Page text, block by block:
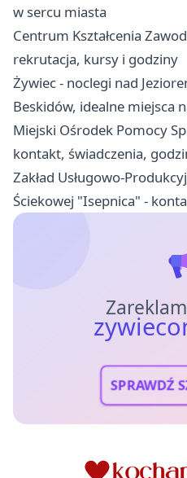
w sercu miasta
Centrum Kształcenia
rekrutacja, kursy i godziny
Żywiec - noclegi nad
Beskidów, idealne miejsca
Miejski Ośrodek Pomocy
kontakt, świadczenia,
Zakład Usługowo-
Ściekowej "Isepnica" -
SPRAWDŹ